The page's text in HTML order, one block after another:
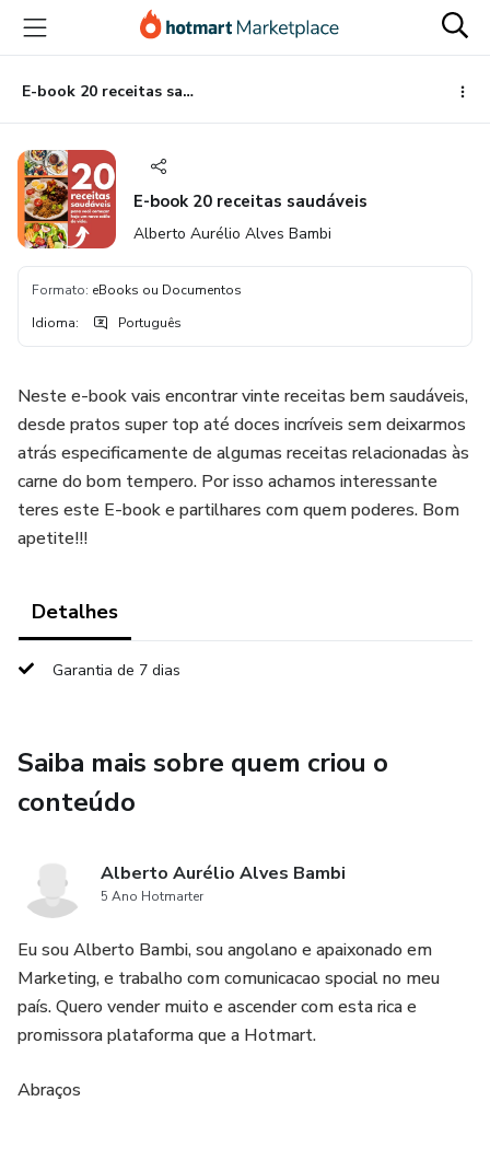
para
conteúdo
principal
para
pagamento
para
rodapé
E-book 20 receitas saudáveis
E-book 20 receitas saudáveis
Alberto Aurélio Alves Bambi
Formato: eBooks ou Documentos
Idioma: Português
Neste e-book vais encontrar vinte receitas bem saudáveis,
desde pratos super top até doces incríveis sem deixarmos
atrás especificamente de algumas receitas relacionadas às
carne do bom tempero. Por isso achamos interessante
teres este E-book e partilhares com quem poderes. Bom
apetite!!!
Detalhes
Garantia de 7 dias
Saiba mais sobre quem criou o
conteúdo
Alberto Aurélio Alves Bambi
5 Ano Hotmarter
Eu sou Alberto Bambi, sou angolano e apaixonado em
Marketing, e trabalho com comunicacao spocial no meu
país. Quero vender muito e ascender com esta rica e
promissora plataforma que a Hotmart.
Abraços